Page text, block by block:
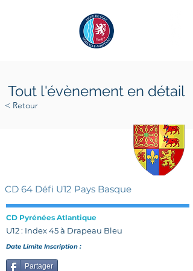
Tout l'évènement en détail
< Retour
CD 64 Défi U12 Pays Basque
CD Pyrénées Atlantique
U12 : Index 45 à Drapeau Bleu
Date Limite Inscription :
Partager